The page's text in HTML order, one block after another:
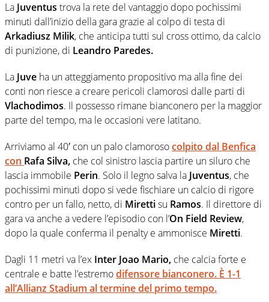
La Juventus trova la rete del vantaggio dopo pochissimi
minuti dall’inizio della gara grazie al colpo di testa di
Arkadiusz Milik, che anticipa tutti sul cross ottimo, da calcio
di punizione, di Leandro Paredes.
La Juve ha un atteggiamento propositivo ma alla fine dei
conti non riesce a creare pericoli clamorosi dalle parti di
Vlachodimos. Il possesso rimane bianconero per la maggior
parte del tempo, ma le occasioni vere latitano.
Arriviamo al 40′ con un palo clamorosocolpito dal Benfica
con Rafa Silva, che col sinistro lascia partire un siluro che
lascia immobile Perin. Solo il legno salva la Juventus, che
pochissimi minuti dopo si vede fischiare un calcio di rigore
contro per un fallo, netto, di Mirettisu Ramos. Il direttore di
gara va anche a vedere l’episodio con l’On Field Review,
dopo la quale conferma il penalty e ammonisce Miretti.
Dagli 11 metri va l’ex Inter Joao Mario, che calcia forte e
centrale e batte l’estremodifensore bianconero. È 1-1
all’Allianz Stadium al termine del primo tempo.